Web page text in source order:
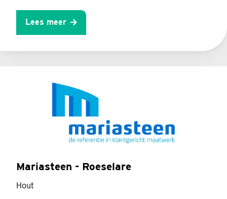
Lees meer
Mariasteen - Roeselare
Hout